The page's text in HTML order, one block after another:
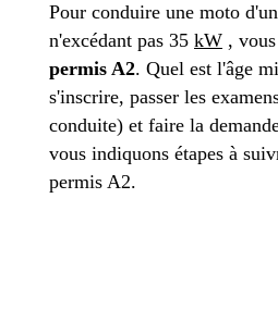
Pour conduire une moto
n'excédant pas 35 kW ,
permis A2. Quel est l'âge
s'inscrire, passer les
conduite) et faire la
vous indiquons étapes à
permis A2.